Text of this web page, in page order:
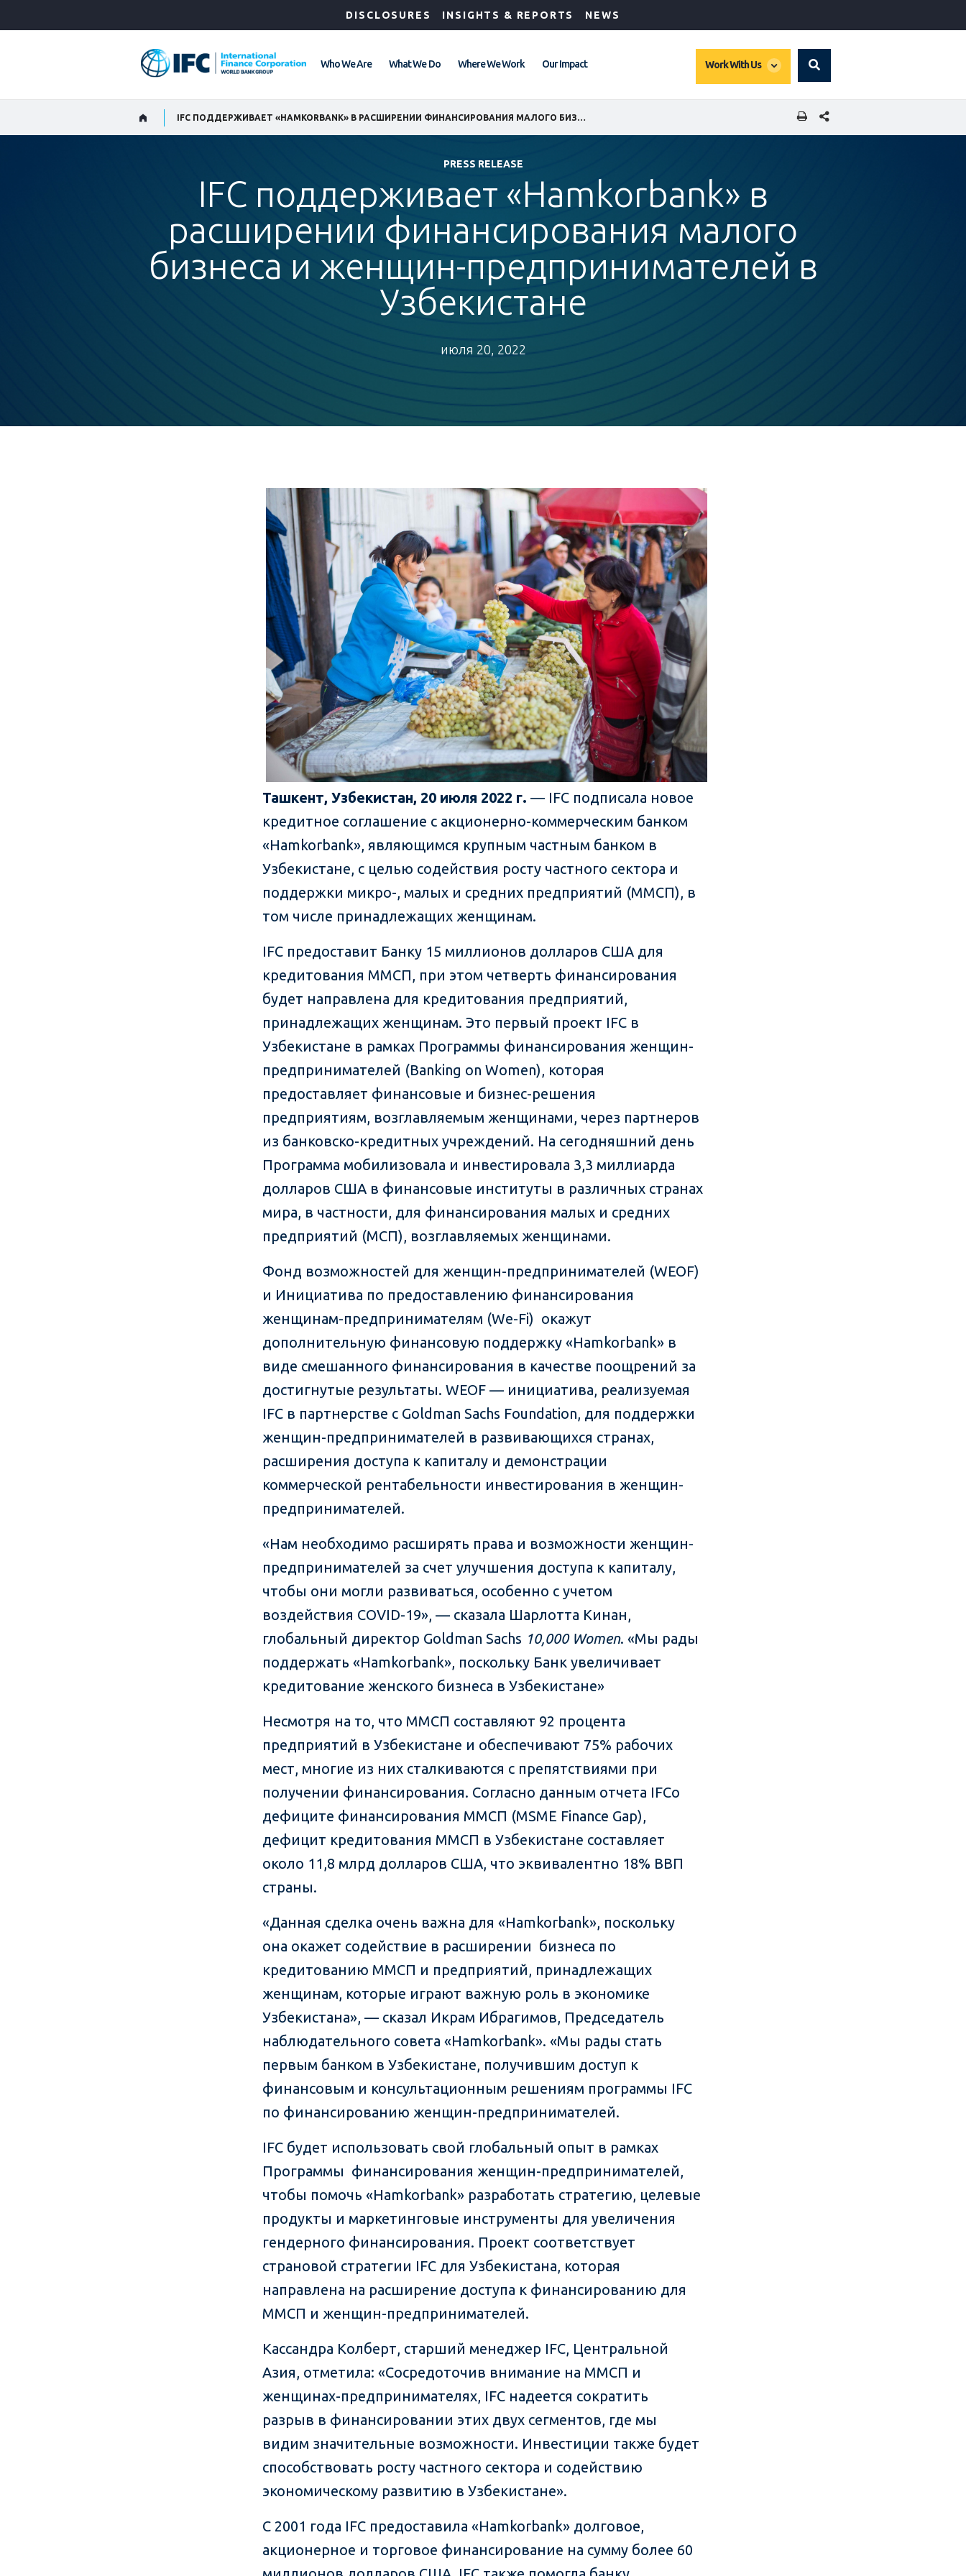
DISCLOSURES INSIGHTS & REPORTS NEWS
Who We Are What We Do Where We Work Our Impact Work With Us
global
Search
SHARE THIS PAGE
PRESS RELEASE
IFC поддерживает «Hamkorbank» в
расширении финансирования малого
бизнеса и женщин-предпринимателей в
Узбекистане
июля 20, 2022
Ташкент, Узбекистан, 20 июля 2022 г.— IFC подписала новое
кредитное соглашение с акционерно-коммерческим банком
«Hamkorbank», являющимся крупным частным банком в
Узбекистане, с целью содействия росту частного сектора и
поддержки микро-, малых и средних предприятий (ММСП), в
том числе принадлежащих женщинам.
IFC предоставит Банку 15 миллионов долларов США для
кредитования ММСП, при этом четверть финансирования
будет направлена для кредитования предприятий,
принадлежащих женщинам. Это первый проект IFC в
Узбекистане в рамках Программы финансирования женщин-
предпринимателей (Banking on Women), которая
предоставляет финансовые и бизнес-решения
предприятиям, возглавляемым женщинами, через партнеров
из банковско-кредитных учреждений. На сегодняшний день
Программа мобилизовала и инвестировала 3,3 миллиарда
долларов США в финансовые институты в различных странах
мира, в частности, для финансирования малых и средних
предприятий (МСП), возглавляемых женщинами.
Фонд возможностей для женщин-предпринимателей (WEOF)
и Инициатива по предоставлению финансирования
женщинам-предпринимателям (We-Fi) окажут
дополнительную финансовую поддержку «Hamkorbank» в
виде смешанного финансирования в качестве поощрений за
достигнутые результаты. WEOF — инициатива, реализуемая
IFC в партнерстве с Goldman Sachs Foundation, для поддержки
женщин-предпринимателей в развивающихся странах,
расширения доступа к капиталу и демонстрации
коммерческой рентабельности инвестирования в женщин-
предпринимателей.
«Нам необходимо расширять права и возможности женщин-
предпринимателей за счет улучшения доступа к капиталу,
чтобы они могли развиваться, особенно с учетом
воздействия COVID-19», — сказала Шарлотта Кинан,
глобальный директор Goldman Sachs 10,000 Women. «Мы рады
поддержать «Hamkorbank», поскольку Банк увеличивает
кредитование женского бизнеса в Узбекистане»
Несмотря на то, что ММСП составляют 92 процента
предприятий в Узбекистане и обеспечивают 75% рабочих
мест, многие из них сталкиваются с препятствиями при
получении финансирования. Согласно данным отчета IFCо
дефиците финансирования ММСП (MSME Finance Gap),
дефицит кредитования ММСП в Узбекистане составляет
около 11,8 млрд долларов США, что эквивалентно 18% ВВП
страны.
«Данная сделка очень важна для «Hamkorbank», поскольку
она окажет содействие в расширении бизнеса по
кредитованию ММСП и предприятий, принадлежащих
женщинам, которые играют важную роль в экономике
Узбекистана», — сказал Икрам Ибрагимов, Председатель
наблюдательного совета «Hamkorbank». «Мы рады стать
первым банком в Узбекистане, получившим доступ к
финансовым и консультационным решениям программы IFC
по финансированию женщин-предпринимателей.
IFC будет использовать свой глобальный опыт в рамках
Программы финансирования женщин-предпринимателей,
чтобы помочь «Hamkorbank» разработать стратегию, целевые
продукты и маркетинговые инструменты для увеличения
гендерного финансирования. Проект соответствует
страновой стратегии IFC для Узбекистана, которая
направлена на расширение доступа к финансированию для
ММСП и женщин-предпринимателей.
Кассандра Колберт, старший менеджер IFC, Центральной
Азия, отметила: «Сосредоточив внимание на ММСП и
женщинах-предпринимателях, IFC надеется сократить
разрыв в финансировании этих двух сегментов, где мы
видим значительные возможности. Инвестиции также будет
способствовать росту частного сектора и содействию
экономическому развитию в Узбекистане».
С 2001 года IFC предоставила «Hamkorbank» долговое,
акционерное и торговое финансирование на сумму более 60